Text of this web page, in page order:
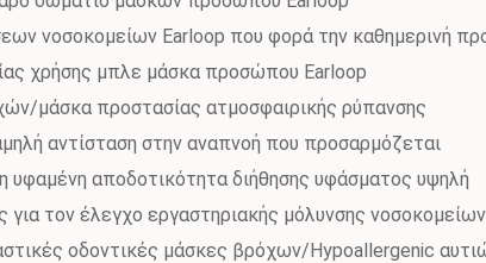
νοσοκομείων Earloop που φορά την καθημερινή
χρήσης μπλε μάσκα προσώπου Earloop
μάσκα προστασίας ατμοσφαιρικής ρύπανσης
αντίσταση στην αναπνοή που προσαρμόζεται
αποδοτικότητα διήθησης υφάσματος υψηλή
τον έλεγχο εργαστηριακής μόλυνσης νοσοκομείων
οδοντικές μάσκες βρόχων/Hypoallergenic